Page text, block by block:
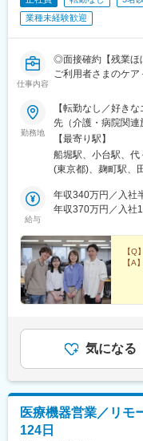
駅、琴似駅(札幌市
駅、幸浦駅、緑町駅
(鹿児島県)
業種未経験歓迎
仕事内容
◎面接確約【残業ほ
ご利用者さまのケ
勤務地
【転勤なし／好き
先（介護・病院関
経験なので先輩ス
━━【配属エリア】
城、福島＜2＞北関
岡、岐阜＜6＞関西
四国／広島※、岡山
長期的に築くこと
です）☆勤務地住所
働き方も】━━将来
後、東京神奈川な
会社負担）もあり、
【最寄り駅】
船堀駅、小台駅、
(東京都)、麹町駅、
駅(函館本線)、新道
駅、北仙台駅、泉中
駅、和光市駅、岩槻
六実駅、常盤平駅、
谷駅、横浜駅、辻堂
新潟駅、見附駅、
駅(静岡県)、小垣江
駅、神宮丸太町駅
目駅、星ケ丘駅(大
駅(阪神線)、山陽天
東海道)、香櫨園駅
六甲駅、富雄駅、
通り駅、代々木八幡
給与
年収340万円／入社
年収370万円／入社
【Q
【A
気になる
医療機器営業／リモ
124日